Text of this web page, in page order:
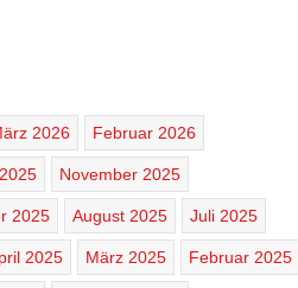
2026 Februar 2026
November 2025
2025 August 2025 Juli 2025
2025 März 2025 Februar 2025